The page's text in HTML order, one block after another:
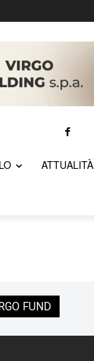
ATTUALITÀ
FUND